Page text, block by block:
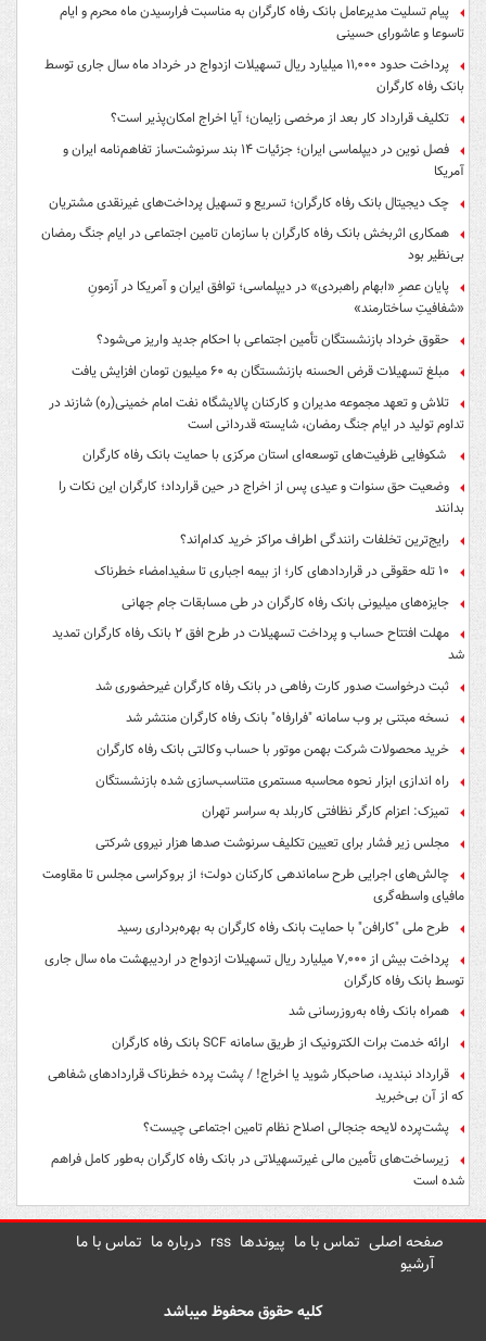
پیام تسلیت مدیرعامل بانک رفاه کارگران به مناسبت فرارسیدن ماه محرم و ایام
تاسوعا و عاشورای حسینی
پرداخت حدود ۱۱,۰۰۰ میلیارد ریال تسهیلات ازدواج در خرداد ماه سال جاری توسط
بانک رفاه کارگران
تکلیف قرارداد کار بعد از مرخصی زایمان؛ آیا اخراج امکان‌پذیر است؟
فصل نوین در دیپلماسی ایران؛ جزئیات ۱۴ بند سرنوشت‌ساز تفاهم‌نامه ایران و
آمریکا
چک دیجیتال بانک رفاه کارگران؛ تسریع و تسهیل پرداخت‌های غیرنقدی مشتریان
همکاری اثربخش بانک رفاه کارگران با سازمان تامین اجتماعی در ایام جنگ رمضان
بی‌نظیر بود
پایان عصرِ «ابهام راهبردی» در دیپلماسی؛ توافق ایران و آمریکا در آزمونِ
«شفافیتِ ساختارمند»
حقوق خرداد بازنشستگان تأمین اجتماعی با احکام جدید واریز می‌شود؟
مبلغ تسهیلات قرض الحسنه بازنشستگان به ۶۰ میلیون تومان افزایش یافت
تلاش و تعهد مجموعه مدیران و کارکنان پالایشگاه نفت امام خمینی(ره) شازند در
تداوم تولید در ایام جنگ رمضان، شایسته قدردانی است
شکوفایی ظرفیت‌های توسعه‌ای استان مرکزی با حمایت بانک رفاه کارگران
وضعیت حق سنوات و عیدی پس از اخراج در حین قرارداد؛ کارگران این نکات را
بدانند
رایج‌ترین تخلفات رانندگی اطراف مراکز خرید کدام‌اند؟
۱۰ تله حقوقی در قراردادهای کار؛ از بیمه اجباری تا سفیدامضاء خطرناک
جایزه‌های میلیونی بانک رفاه کارگران در طی مسابقات جام جهانی
مهلت افتتاح حساب و پرداخت تسهیلات در طرح افق ۲ بانک رفاه کارگران تمدید
شد
ثبت درخواست صدور کارت رفاهی در بانک رفاه کارگران غیرحضوری شد
نسخه مبتنی بر وب سامانه "فرارفاه" بانک رفاه کارگران منتشر شد
خرید محصولات شرکت بهمن موتور با حساب وکالتی بانک رفاه کارگران
راه اندازی ابزار نحوه محاسبه مستمری متناسب‌سازی شده بازنشستگان
تمیزک: اعزام کارگر نظافتی کاربلد به سراسر تهران
مجلس زیر فشار برای تعیین تکلیف سرنوشت صدها هزار نیروی شرکتی
چالش‌های اجرایی طرح ساماندهی کارکنان دولت؛ از بروکراسی مجلس تا مقاومت
مافیای واسطه‌گری
طرح ملی "کارافن" با حمایت بانک رفاه کارگران به بهره‌برداری رسید
پرداخت بیش از ۷,۰۰۰ میلیارد ریال تسهیلات ازدواج در اردیبهشت ماه سال جاری
توسط بانک رفاه کارگران
همراه بانک رفاه به‌روزرسانی شد
ارائه خدمت برات الکترونیک از طریق سامانه SCF بانک رفاه کارگران
قرارداد نبندید، صاحبکار شوید یا اخراج! / پشت پرده خطرناک قراردادهای شفاهی
که از آن بی‌خبرید
پشت‌پرده لایحه جنجالی اصلاح نظام تامین اجتماعی چیست؟
زیرساخت‌های تأمین مالی غیرتسهیلاتی در بانک رفاه کارگران به‌طور کامل فراهم
شده است
صفحه اصلی تماس با ما پیوندها rss درباره ما تماس با ما
آرشیو
کلیه حقوق محفوظ میباشد